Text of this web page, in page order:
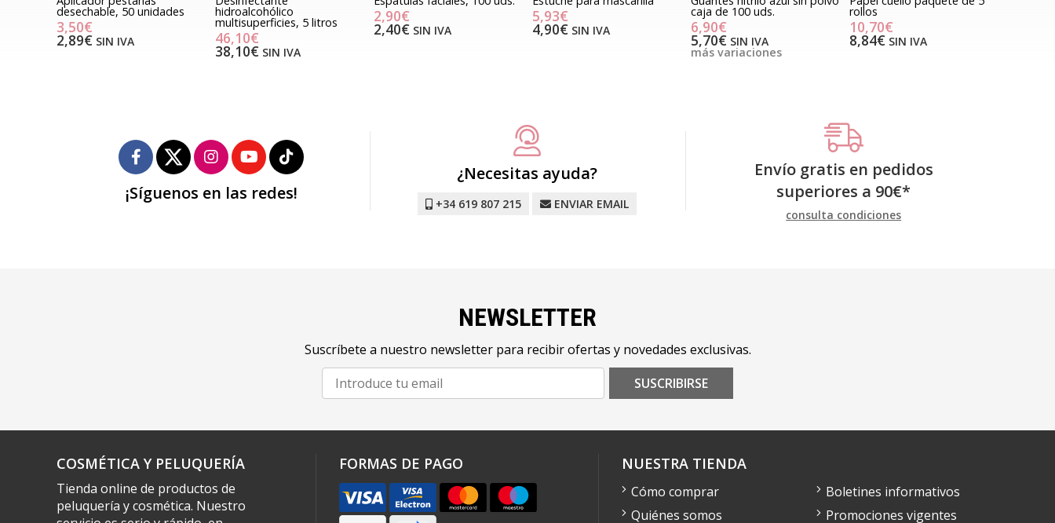
desechable, 50 unidades
3,50€
2,89€ SIN IVA
hidroalcohólico
multisuperficies, 5 litros
46,10€
38,10€ SIN IVA
2,90€
2,40€ SIN IVA
5,93€
4,90€ SIN IVA
caja de 100 uds.
6,90€
5,70€ SIN IVA
más variaciones
rollos
10,70€
8,84€ SIN IVA
¡Síguenos en las redes!
¿Necesitas ayuda?
+34 619 807 215 ENVIAR EMAIL
Envío gratis en pedidos
superiores a 90€*
consulta condiciones
NEWSLETTER
Suscríbete a nuestro newsletter para recibir ofertas y novedades exclusivas.
SUSCRIBIRSE
COSMÉTICA Y PELUQUERÍA
Tienda online de productos de
peluquería y cosmética. Nuestro
FORMAS DE PAGO NUESTRA TIENDA
Cómo comprar
Quiénes somos
Boletines informativos
Promociones vigentes